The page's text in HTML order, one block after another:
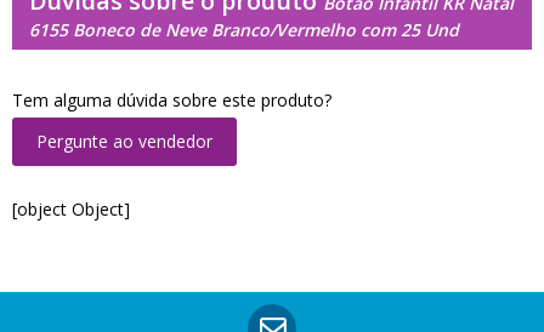
6155 Boneco de Neve Branco/Vermelho com 25 Und
Tem alguma dúvida sobre este produto?
Pergunte ao vendedor
[object Object]